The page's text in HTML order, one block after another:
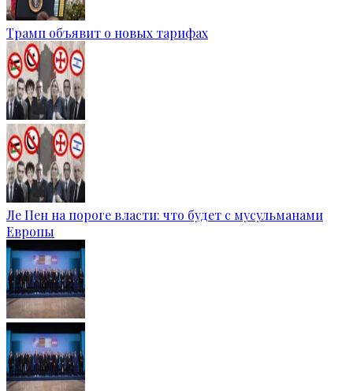
Трамп объявит о новых тарифах
Ле Пен на пороге власти: что будет с мусульманами
Европы